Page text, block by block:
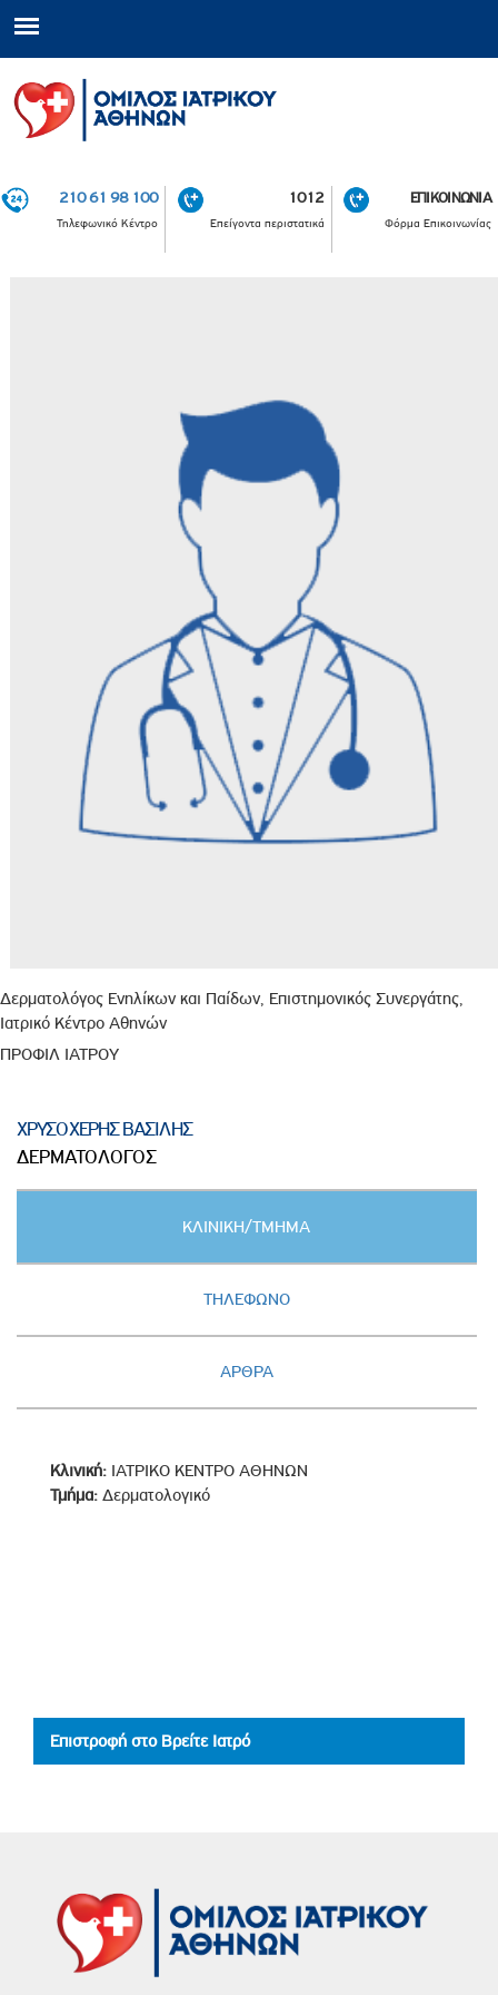
210 61 98 100
Τηλεφωνικό Κέντρο
1012
Επείγοντα περιστατικά
ΕΠΙΚΟΙΝΩΝΙΑ
Φόρμα Επικοινωνίας
Δερματολόγος Ενηλίκων και Παίδων, Επιστημονικός Συνεργάτης,
Ιατρικό Κέντρο Αθηνών
ΠΡΟΦΙΛ ΙΑΤΡΟΥ
ΧΡΥΣΟΧΕΡΗΣ ΒΑΣΙΛΗΣ
ΔΕΡΜΑΤΟΛΟΓΟΣ
ΚΛΙΝΙΚΗ/ΤΜΗΜΑ
ΤΗΛΕΦΩΝΟ
ΑΡΘΡΑ
Κλινική: ΙΑΤΡΙΚΟ ΚΕΝΤΡΟ ΑΘΗΝΩΝ
Τμήμα: Δερματολογικό
Επιστροφή στο Βρείτε Ιατρό